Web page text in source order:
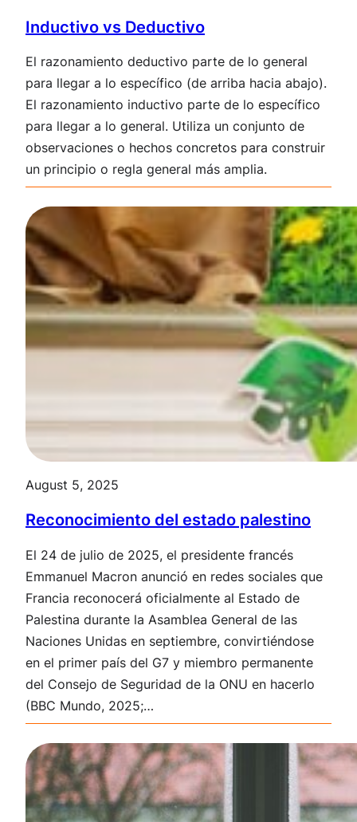
Inductivo vs Deductivo
El razonamiento deductivo parte de lo general
para llegar a lo específico (de arriba hacia abajo).
El razonamiento inductivo parte de lo específico
para llegar a lo general. Utiliza un conjunto de
observaciones o hechos concretos para construir
un principio o regla general más amplia.
August 5, 2025
Reconocimiento del estado palestino
El 24 de julio de 2025, el presidente francés
Emmanuel Macron anunció en redes sociales que
Francia reconocerá oficialmente al Estado de
Palestina durante la Asamblea General de las
Naciones Unidas en septiembre, convirtiéndose
en el primer país del G7 y miembro permanente
del Consejo de Seguridad de la ONU en hacerlo
(BBC Mundo, 2025;…